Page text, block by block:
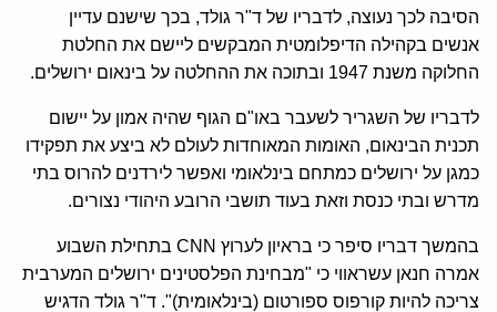
הסיבה לכך נעוצה, לדבריו של ד"ר גולד, בכך שישנם עדיין
אנשים בקהילה הדיפלומטית המבקשים ליישם את החלטת
החלוקה משנת 1947 ובתוכה את ההחלטה על בינאום ירושלים.
לדבריו של השגריר לשעבר באו"ם הגוף שהיה אמון על יישום
תכנית הבינאום, האומות המאוחדות לעולם לא ביצע את תפקידו
כמגן על ירושלים כמתחם בינלאומי ואפשר לירדנים להרוס בתי
מדרש ובתי כנסת וזאת בעוד תושבי הרובע היהודי נצורים.
בהמשך דבריו סיפר כי בראיון לערוץ CNN בתחילת השבוע
אמרה חנאן עשראווי כי "מבחינת הפלסטינים ירושלים המערבית
צריכה להיות קורפוס ספורטום (בינלאומית)". ד"ר גולד הדגיש